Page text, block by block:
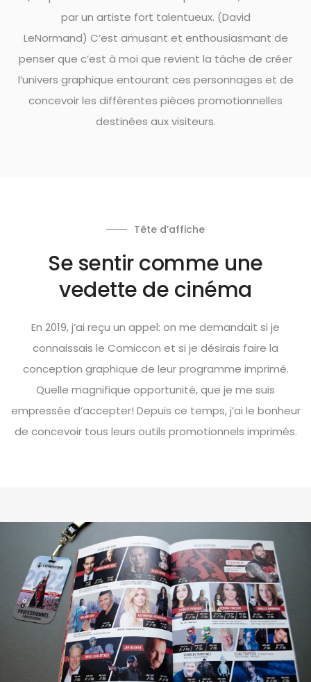
parun artiste fort talentueux. (David
LeNormand) C’est amusant et enthousiasmant de
penser que c’est à moi que revient la tâche​ de créer
l’univers graphique entourant ces personnages et de
concevoir les différentes pièces promotionnelles
destinées aux visiteurs.
Tête d’affiche
Se sentir comme une
vedette de cinéma
En 2019, j’ai reçu un appel: on me demandait si je
connaissais le Comiccon et si je désirais faire la
conception graphique de leur programme imprimé.
Quelle magnifique opportunité, que je me suis
empressée d’accepter! Depuis ce temps, j’ai le bonheur
de concevoir tous leurs outils promotionnels imprimés.